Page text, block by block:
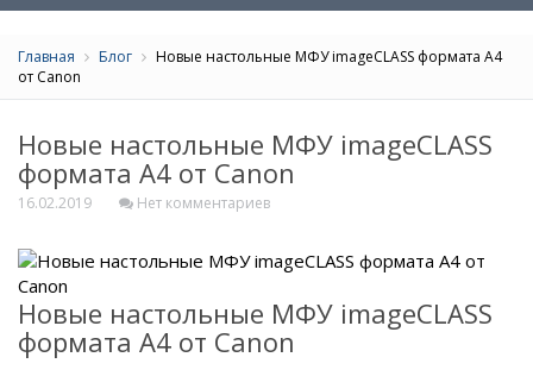
Главная Блог
Новые настольные МФУ imageCLASS формата A4
от Canon
Новые настольные МФУ imageCLASS
формата A4 от Canon
16.02.2019 Нет комментариев
Новые настольные МФУ imageCLASS
формата A4 от Canon